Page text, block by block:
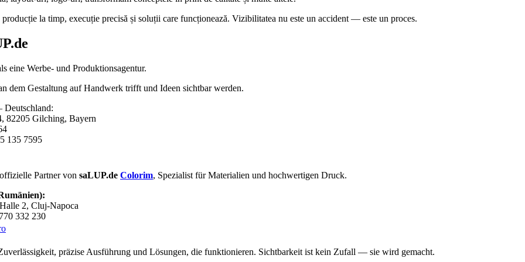
la timp, execuție precisă și soluții care funcționează. Vizibilitatea nu este un accident — este un proces.
eine Werbe- und Produktionsagentur.
dem Gestaltung auf Handwerk trifft und Ideen sichtbar werden.
Deutschland:
82205 Gilching, Bayern
135 7595
Partner von saLUP.de Colorim, Spezialist für Materialien und hochwertigen Druck.
2, Cluj-Napoca
332 230
präzise Ausführung und Lösungen, die funktionieren. Sichtbarkeit ist kein Zufall — sie wird gemacht.